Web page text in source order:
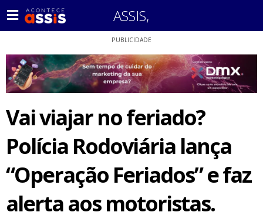
ASSIS,
PUBLICIDADE
Vai viajar no feriado?
Polícia Rodoviária lança
“Operação Feriados” e faz
alerta aos motoristas.